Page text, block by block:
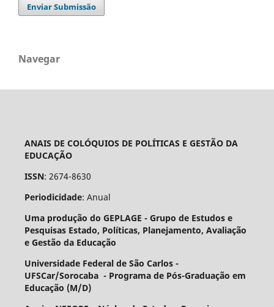
Enviar Submissão
Navegar
ANAIS DE COLÓQUIOS DE POLÍTICAS E GESTÃO DA
EDUCAÇÃO
ISSN: 2674-8630
Periodicidade: Anual
Uma produção do GEPLAGE - Grupo de Estudos e
Pesquisas Estado, Políticas, Planejamento, Avaliação
e Gestão da Educação
Universidade Federal de São Carlos -
UFSCar/Sorocaba - Programa de Pós-Graduação em
Educação (M/D)